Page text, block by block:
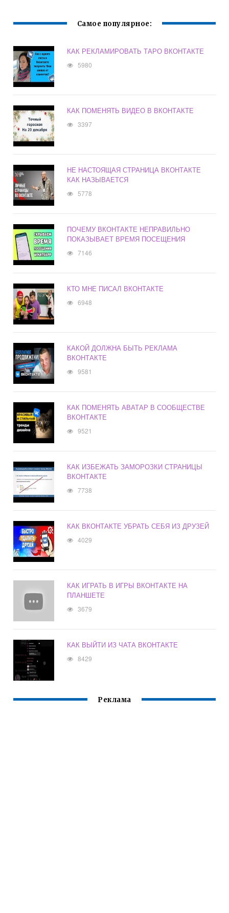
Самое популярное:
КАК РЕКЛАМИРОВАТЬ ТАРО ВКОНТАКТЕ
5980
КАК ПОМЕНЯТЬ ВИДЕО В ВКОНТАКТЕ
3397
НЕ НАСТОЯЩАЯ СТРАНИЦА ВКОНТАКТЕ
КАК НАЗЫВАЕТСЯ
5778
ПОЧЕМУ ВКОНТАКТЕ НЕПРАВИЛЬНО
ПОКАЗЫВАЕТ ВРЕМЯ ПОСЕЩЕНИЯ
7146
КТО МНЕ ПИСАЛ ВКОНТАКТЕ
6948
КАКОЙ ДОЛЖНА БЫТЬ РЕКЛАМА
ВКОНТАКТЕ
9581
КАК ПОМЕНЯТЬ АВАТАР В СООБЩЕСТВЕ
ВКОНТАКТЕ
9521
КАК ИЗБЕЖАТЬ ЗАМОРОЗКИ СТРАНИЦЫ
ВКОНТАКТЕ
7738
КАК ВКОНТАКТЕ УБРАТЬ СЕБЯ ИЗ ДРУЗЕЙ
4029
КАК ИГРАТЬ В ИГРЫ ВКОНТАКТЕ НА
ПЛАНШЕТЕ
3679
КАК ВЫЙТИ ИЗ ЧАТА ВКОНТАКТЕ
8429
Реклама